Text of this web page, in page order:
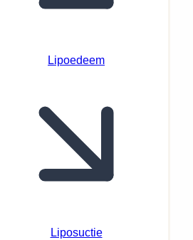
Lipoedeem
Liposuctie